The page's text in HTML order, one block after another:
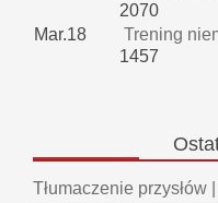
2070
Mar.18
Trening
1457
Tłumaczenie przysłów